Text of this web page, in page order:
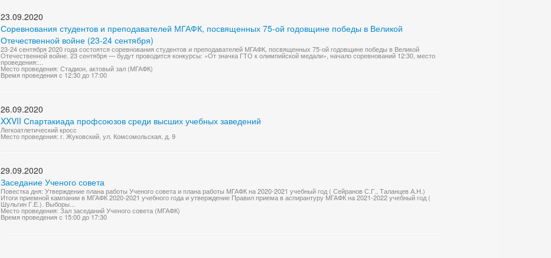
23.09.2020
Соревнования студентов и преподавателей МГАФК, посвященных 75-ой годовщине победы в Великой
Отечественной войне (23-24 сентября)
23-24 сентября 2020 года состоятся соревнования студентов и преподавателей МГАФК, посвященных 75-ой годовщине победы в Великой
Отечественной войне. 23 сентября — будут проводится конкурсы: «От значка ГТО к олимпийской медали», начало соревнований 12:30, место
проведения:...
Место проведения: Стадион, актовый зал (МГАФК)
Время проведения с 12:30 до 17:00
26.09.2020
XXVII Спартакиада профсоюзов среди высших учебных заведений
Легкоатлетический кросс
Место проведения: г. Жуковский, ул. Комсомольская, д. 9
29.09.2020
Заседание Ученого совета
Повестка дня: Утверждение плана работы Ученого совета и плана работы МГАФК на 2020-2021 учебный год ( Сейранов С.Г., Таланцев А.Н.)
Итоги приемной кампании в МГАФК 2020-2021 учебного года и утверждение Правил приема в аспирантуру МГАФК на 2021-2022 учебный год (
Шульгин Г.Е.). Выборы...
Место проведения: Зал заседаний Ученого совета (МГАФК)
Время проведения с 15:00 до 17:30